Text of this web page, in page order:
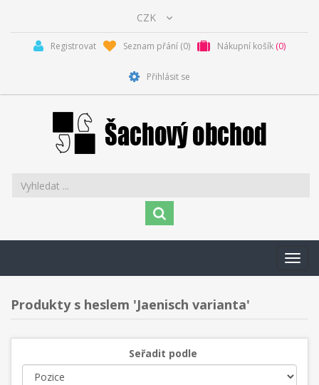
Registrovat Seznam přání (0) Nákupní košík (0)
Přihlásit se
Produkty s heslem 'Jaenisch varianta'
Seřadit podle